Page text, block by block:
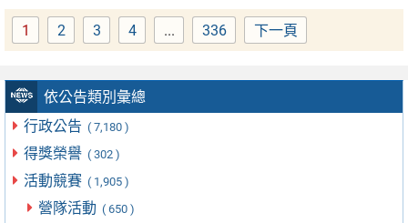
依公告類別彙總
行政公告 ( 7,180 )
得獎榮譽 ( 302 )
活動競賽 ( 1,905 )
營隊活動 ( 650 )
Page
1 Page
2 Page
3 Page
4 ... Page
336 下一頁